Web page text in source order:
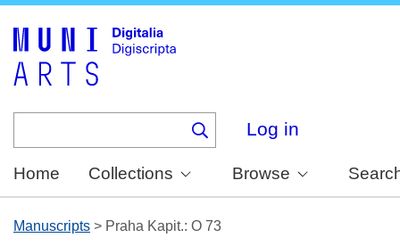
Log in
Home Collections Browse
Manuscripts > Praha Kapit.: O 73